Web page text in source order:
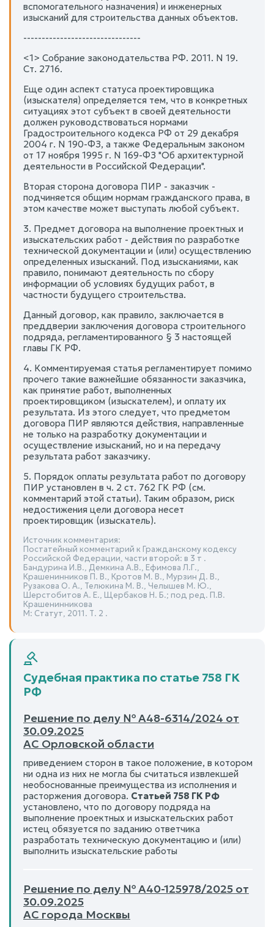
вспомогательного назначения) и инженерных
изысканий для строительства данных объектов.
--------------------------------
<1> Собрание законодательства РФ. 2011. N 19.
Ст. 2716.
Еще один аспект статуса проектировщика
(изыскателя) определяется тем, что в конкретных
ситуациях этот субъект в своей деятельности
должен руководствоваться нормами
Градостроительного кодекса РФ от 29 декабря
2004 г. N 190-ФЗ, а также Федеральным законом
от 17 ноября 1995 г. N 169-ФЗ "Об архитектурной
деятельности в Российской Федерации".
Вторая сторона договора ПИР - заказчик -
подчиняется общим нормам гражданского права, в
этом качестве может выступать любой субъект.
3. Предмет договора на выполнение проектных и
изыскательских работ - действия по разработке
технической документации и (или) осуществлению
определенных изысканий. Под изысканиями, как
правило, понимают деятельность по сбору
информации об условиях будущих работ, в
частности будущего строительства.
Данный договор, как правило, заключается в
преддверии заключения договора строительного
подряда, регламентированного § 3 настоящей
главы ГК РФ.
4. Комментируемая статья регламентирует помимо
прочего такие важнейшие обязанности заказчика,
как принятие работ, выполненных
проектировщиком (изыскателем), и оплату их
результата. Из этого следует, что предметом
договора ПИР являются действия, направленные
не только на разработку документации и
осуществление изысканий, но и на передачу
результата работ заказчику.
5. Порядок оплаты результата работ по договору
ПИР установлен в ч. 2 ст. 762 ГК РФ (см.
комментарий этой статьи). Таким образом, риск
недостижения цели договора несет
проектировщик (изыскатель).
Источник комментария:
Постатейный комментарий к Гражданскому кодексу
Российской Федерации, части второй: в 3 т .
Бандурина И.В., Демкина А.В., Ефимова Л.Г.,
Крашенинников П. В., Кротов М. В., Мурзин Д. В.,
Рузакова О. А., Телюкина М. В., Челышев М. Ю.,
Шерстобитов А. Е., Щербаков Н. Б.; под ред. П.В.
Крашенинникова
М: Статут, 2011. Т. 2 .
Судебная практика по статье 758 ГК
РФ
Решение по делу № А48-6314/2024 от
30.09.2025
АС Орловской области
приведением сторон в такое положение, в котором
ни одна из них не могла бы считаться извлекшей
необоснованные преимущества из исполнения и
расторжения договора. Статьей 758 ГК РФ
установлено, что по договору подряда на
выполнение проектных и изыскательских работ
истец обязуется по заданию ответчика
разработать техническую документацию и (или)
выполнить изыскательские работы
Решение по делу № А40-125978/2025 от
30.09.2025
АС города Москвы